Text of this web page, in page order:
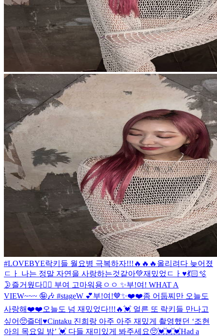
#LOVEBYE락키들 월요병 극복하자!!!🔥🔥🔥 올리려다 늦어졌
ㄷㅏ 나는 정말 자연을 사랑하는것같아💚재밌었ㄷㅏ♥️💃🏻🫧
🌛 즐거웠다❤️‍🔥 부여 고마워용ㅇㅇ ✨부!여! WHAT A
VIEW~~~ 🤪🎶 #stageW 💕부!여!🤎✨❤️❤️좀 어둡찌만 오늘도
사랑해❤️❤️오늘도 넘 재밌었다!!!🔥💓 얼른 또 락키들 만나고
싶어🥺즐데♥️Cintaku 진희랑 아주 아주 재밌게 촬영했던 ‘조현
아의 목요일 밤’ 💓 다들 재미있게 봐주세요🥺💓💓💓Had a